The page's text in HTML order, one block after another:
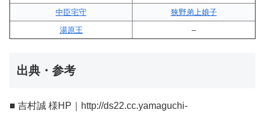
中臣宅守
狭野弟上娘子
湯原王
–
出典・参考
■ 吉村誠 様HP｜http://ds22.cc.yamaguchi-